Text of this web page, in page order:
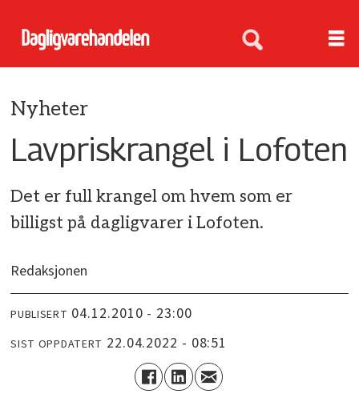
Nyheter
Lavpriskrangel i Lofoten
Det er full krangel om hvem som er
billigst på dagligvarer i Lofoten.
Redaksjonen
PUBLISERT 04.12.2010 - 23:00
SIST OPPDATERT 22.04.2022 - 08:51